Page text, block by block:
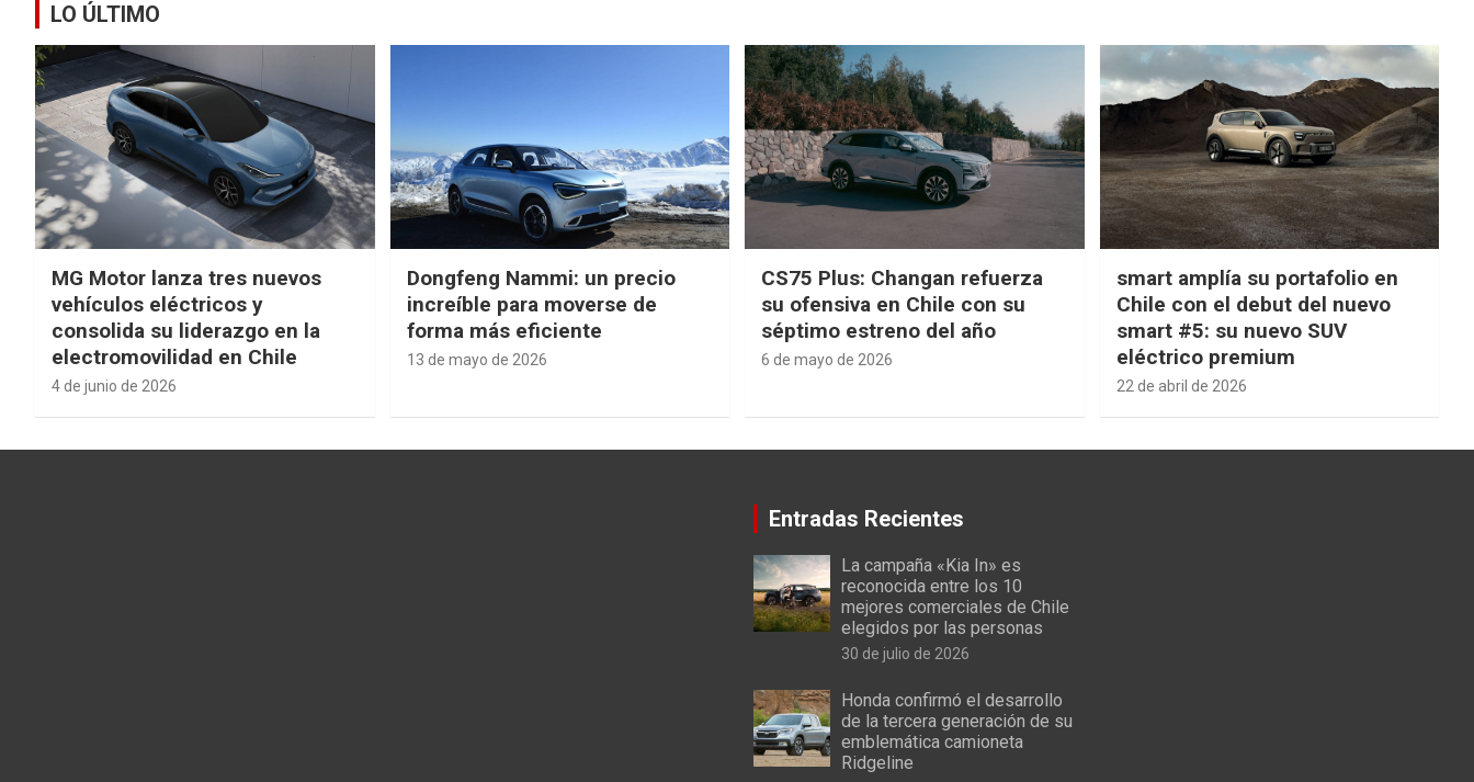
LO ÚLTIMO
MG Motor lanza tres nuevos
vehículos eléctricos y
consolida su liderazgo en la
electromovilidad en Chile
4 de junio de 2026
Dongfeng Nammi: un precio
increíble para moverse de
forma más eficiente
13 de mayo de 2026
CS75 Plus: Changan refuerza
su ofensiva en Chile con su
séptimo estreno del año
6 de mayo de 2026
smart amplía su portafolio en
Chile con el debut del nuevo
smart #5: su nuevo SUV
eléctrico premium
22 de abril de 2026
Entradas Recientes
La campaña «Kia In» es
reconocida entre los 10
mejores comerciales de Chile
elegidos por las personas
30 de julio de 2026
Honda confirmó el desarrollo
de la tercera generación de su
emblemática camioneta
Ridgeline